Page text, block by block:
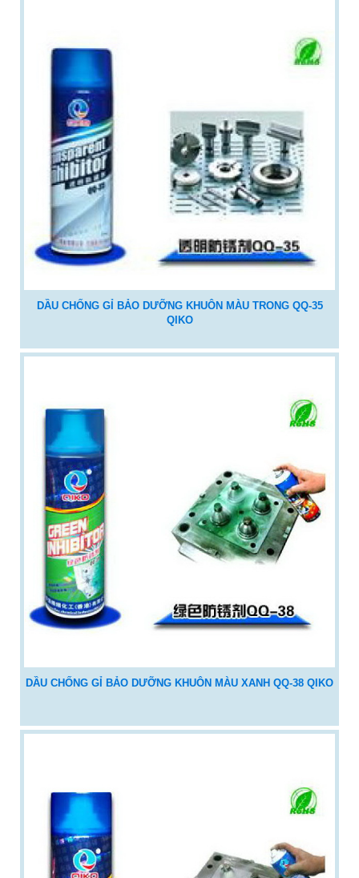
DẦU CHỐNG GỈ BẢO DƯỠNG KHUÔN MÀU TRONG QQ-35
QIKO
DẦU CHỐNG GỈ BẢO DƯỠNG KHUÔN MÀU XANH QQ-38 QIKO